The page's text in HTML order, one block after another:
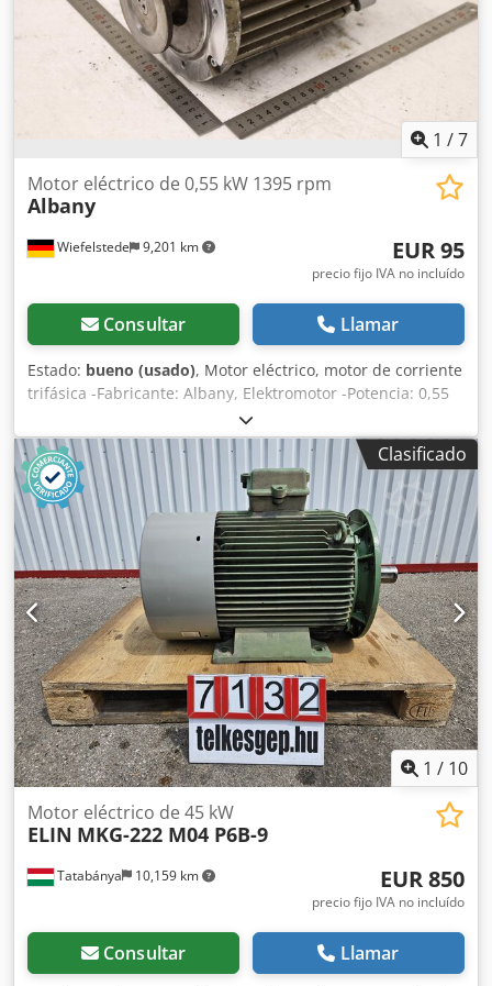
1 /7
Wiefelstede 9,201 km
Motor eléctrico de 0,55 kW 1395 rpm
Albany
EUR 95
precio fijo IVA no incluído
Consultar Llamar
Estado: bueno (usado), Motor eléctrico, motor de corriente
trifásica -Fabricante: Albany, Elektromotor -Potencia: 0,55
kW -Velocidad: 1395 rpm -Eje: Ø 14 x 27 mm con engranaje
cónico -Tipo de construcción: B14 Dcedpjzmfu Dsfx Apvok -
Dimensiones: 247/158/H190 mm -Peso: 10,6 kg/unidad
Clasificado
1 / 10
Tatabánya 10,159 km
Motor eléctrico de 45 kW
ELIN MKG-222 M04 P6B-9
EUR 850
precio fijo IVA no incluído
Consultar Llamar